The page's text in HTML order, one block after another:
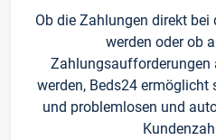
Ob die Zahlungen direkt bei
werden oder ob
Zahlungsaufforderungen
werden, Beds24 ermöglicht
und problemlosen und